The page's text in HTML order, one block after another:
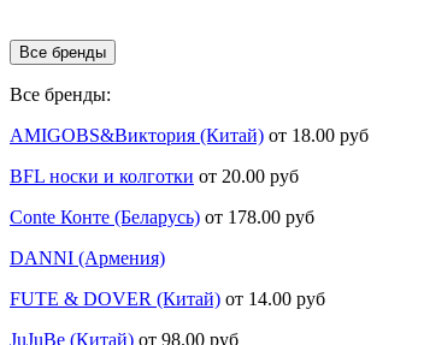
Все бренды
Все бренды:
AMIGOBS&Виктория (Китай) от 18.00 руб
BFL носки и колготки от 20.00 руб
Conte Конте (Беларусь) от 178.00 руб
DANNI (Армения)
FUTE & DOVER (Китай) от 14.00 руб
JuJuBe (Китай) от 98.00 руб